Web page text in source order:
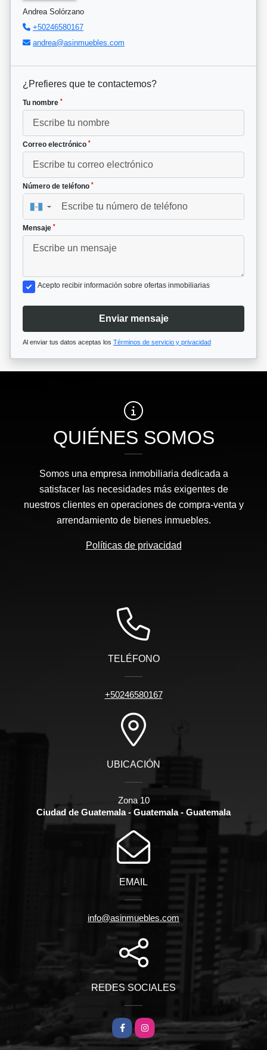
Andrea Solórzano
+50246580167
andrea@asinmuebles.com
¿Prefieres que te contactemos?
Tu nombre *
Correo electrónico *
Número de teléfono *
▼
Mensaje *
Acepto recibir información sobre ofertas inmobiliarias
Enviar mensaje
Al enviar tus datos aceptas los Términos de servicio y privacidad
QUIÉNES SOMOS
Somos una empresa inmobiliaria dedicada a
satisfacer las necesidades más exigentes de
nuestros clientes en operaciones de compra-venta y
arrendamiento de bienes inmuebles.
Políticas de privacidad
TELÉFONO
+50246580167
UBICACIÓN
Zona 10
Ciudad de Guatemala - Guatemala - Guatemala
EMAIL
info@asinmuebles.com
REDES SOCIALES
FacebookInstagram